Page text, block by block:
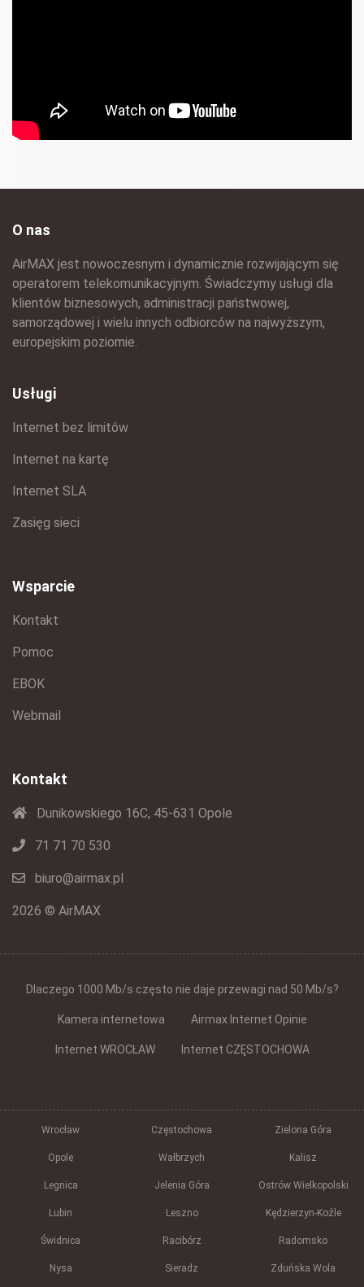
O nas
AirMAX jest nowoczesnym i dynamicznie rozwijającym się
operatorem telekomunikacyjnym. Świadczymy usługi dla
klientów biznesowych, administracji państwowej,
samorządowej i wielu innych odbiorców na najwyższym,
europejskim poziomie.
Usługi
Internet bez limitów
Internet na kartę
Internet SLA
Zasięg sieci
Wsparcie
Kontakt
Pomoc
EBOK
Webmail
Kontakt
Dunikowskiego 16C, 45-631 Opole
71 71 70 530
biuro@airmax.pl
2026 © AirMAX
Dlaczego 1000 Mb/s często nie daje przewagi nad 50 Mb/s?
Kamera internetowa Airmax Internet Opinie
Internet WROCŁAW Internet CZĘSTOCHOWA
Wrocław Częstochowa Zielona Góra
Opole Wałbrzych Kalisz
Legnica Jelenia Góra Ostrów Wielkopolski
Lubin Leszno Kędzierzyn-Koźle
Świdnica Racibórz Radomsko
Nysa Sieradz Zduńska Wola